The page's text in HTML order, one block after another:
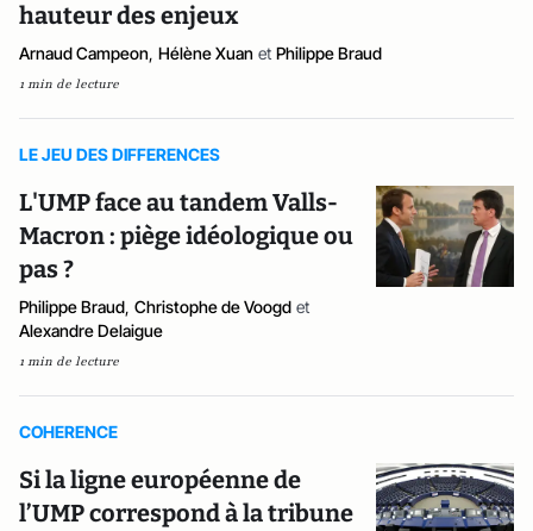
hauteur des enjeux
Arnaud Campeon, Hélène Xuan et Philippe Braud
1 min de lecture
LE JEU DES DIFFERENCES
L'UMP face au tandem Valls-
Macron : piège idéologique ou
pas ?
Philippe Braud, Christophe de Voogd et
Alexandre Delaigue
1 min de lecture
COHERENCE
Si la ligne européenne de
l’UMP correspond à la tribune